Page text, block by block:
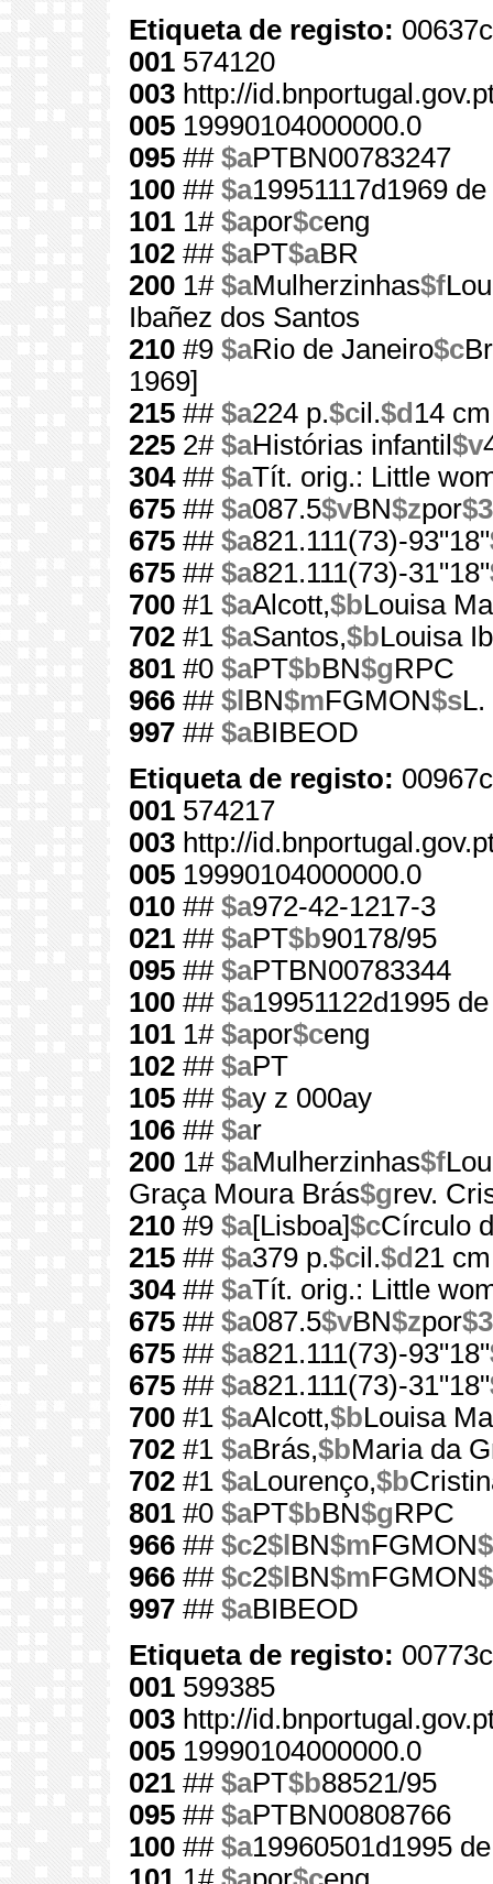
Etiqueta de registo:
001 574120
003 http://
005 19990104000000.0
095 ## $aPTBN00783247
100 ## $a19951117d1969
101 1# $apor$ceng
102 ## $aPT$aBR
200 1# $aMulherzinhas$f
Ibañez dos Santos
210 #9 $aRio de Janeiro$c
1969]
215 ## $a224 p.$cil.$d 14 cm
225 2# $aHistórias infantil $v
304## $aTít. orig.: Little
675 ## $a087.5$vBN$zpor$3
675 ## $a821.111(73)-93"18"
675 ## $a821.111(73)-31"18"
700 #1 $aAlcott,$bLouisa
702 #1 $aSantos,$bLouisa
801 #0 $aPT$bBN$gRPC
966 ## $l BN$mFGMON$sL.
997 ## $aBIBEOD
Etiqueta de registo:
001 574217
003 http://
005 19990104000000.0
010 ## $a972-42-1217-3
021 ## $aPT$b90178/95
095 ## $aPTBN00783344
100 ## $a19951122d1995
101 1# $apor$ceng
102 ## $aPT
105 ## $ay z 000ay
106 ## $ar
200 1# $aMulherzinhas$f
Graça Moura Brás$grev.
210 #9 $a[Lisboa]$cCírculo
215 ## $a379 p.$cil.$d 21 cm
304## $aTít. orig.: Little
675 ## $a087.5$vBN$zpor$3
675 ## $a821.111(73)-93"18"
675 ## $a821.111(73)-31"18"
700 #1 $aAlcott,$bLouisa
702 #1 $aBrás,$bMaria da
702 #1 $aLourenço,$b
801 #0 $aPT$bBN$gRPC
966 ## $c2$l BN$mFGMON
966 ## $c2$l BN$mFGMON
997 ## $aBIBEOD
Etiqueta de registo:
001 599385
003 http://
005 19990104000000.0
021 ## $aPT$b88521/95
095 ## $aPTBN00808766
100 ## $a19960501d1995